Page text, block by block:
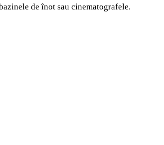
de înot sau cinematografele.